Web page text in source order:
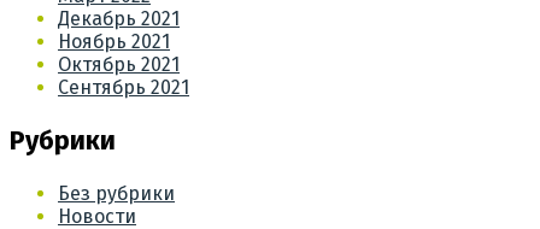
Декабрь 2021
Ноябрь 2021
Октябрь 2021
Сентябрь 2021
Рубрики
Без рубрики
Новости